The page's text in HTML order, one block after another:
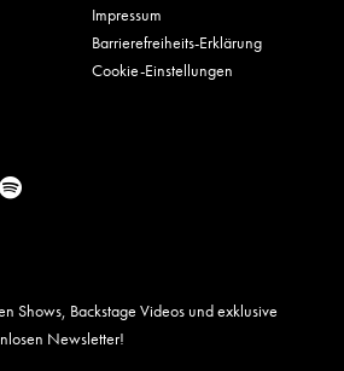
Impressum
Barrierefreiheits-Erklärung
Cookie-Einstellungen
Shows, Backstage Videos und exklusive
Newsletter!